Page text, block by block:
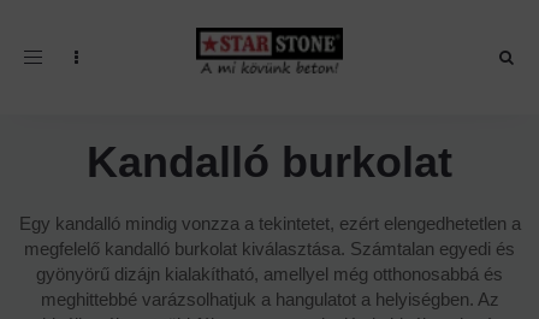
Toggle navigation
Kandalló burkolat
Egy kandalló mindig vonzza a tekintetet, ezért elengedhetetlen a
megfelelő kandalló burkolat kiválasztása. Számtalan egyedi és
gyönyörű dizájn kialakítható, amellyel még otthonosabbá és
meghittebbé varázsolhatjuk a hangulatot a helyiségben. Az